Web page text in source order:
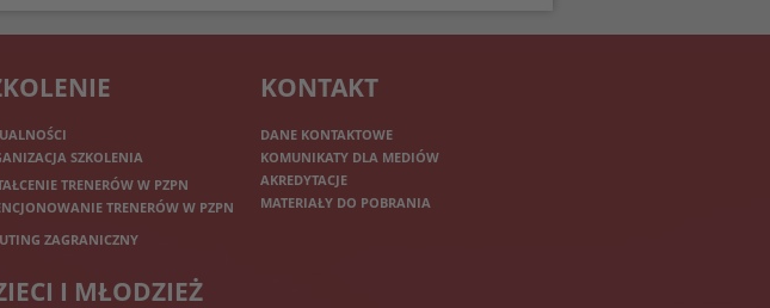
SZKOLENIA
TRENERÓW W PZPN
TRENERÓW W PZPN
ZAGRANICZNY
I MŁODZIEŻ
KONTAKT
DANE KONTAKTOWE
KOMUNIKATY DLA MEDIÓW
AKREDYTACJE
MATERIAŁY DO POBRANIA